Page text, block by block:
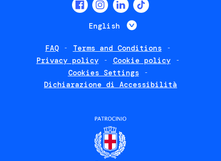
English List additional
FAQ
Terms and Conditions
Privacy policy
Cookie policy
Cookies Settings
Dichiarazione di Accessibilità